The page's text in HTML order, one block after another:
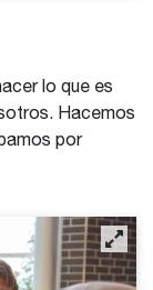
lo que es
Hacemos
por